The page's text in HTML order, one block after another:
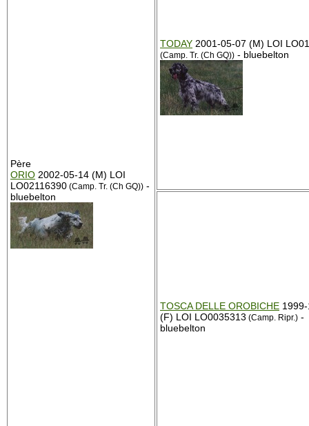
Père
ORIO 2002-05-14 (M) LOI
LO02116390 (Camp. Tr. (Ch GQ)) -
bluebelton
TODAY 2001-05-07 (M) LOI
(Camp. Tr. (Ch GQ)) - bluebelton
TOSCA DELLE OROBICHE
(F) LOI LO0035313 (Camp. Ripr.) -
bluebelton